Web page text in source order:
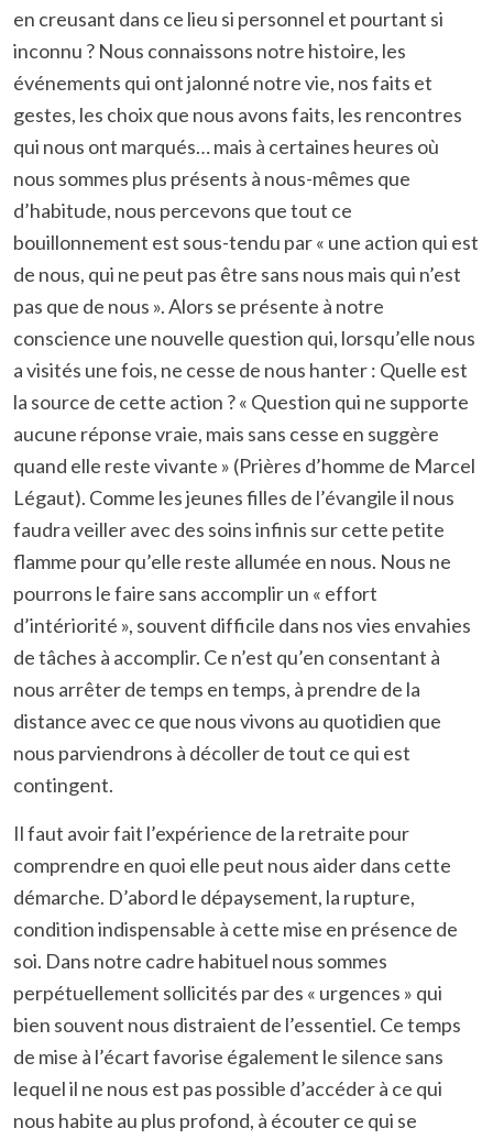
en creusant dans ce lieu si personnel et pourtant si
inconnu ? Nous connaissons notre histoire, les
événements qui ont jalonné notre vie, nos faits et
gestes, les choix que nous avons faits, les rencontres
qui nous ont marqués… mais à certaines heures où
nous sommes plus présents à nous-mêmes que
d’habitude, nous percevons que tout ce
bouillonnement est sous-tendu par « une action qui est
de nous, qui ne peut pas être sans nous mais qui n’est
pas que de nous ». Alors se présente à notre
conscience une nouvelle question qui, lorsqu’elle nous
a visités une fois, ne cesse de nous hanter : Quelle est
la source de cette action ? « Question qui ne supporte
aucune réponse vraie, mais sans cesse en suggère
quand elle reste vivante » (Prières d’homme de Marcel
Légaut). Comme les jeunes filles de l’évangile il nous
faudra veiller avec des soins infinis sur cette petite
flamme pour qu’elle reste allumée en nous. Nous ne
pourrons le faire sans accomplir un « effort
d’intériorité », souvent difficile dans nos vies envahies
de tâches à accomplir. Ce n’est qu’en consentant à
nous arrêter de temps en temps, à prendre de la
distance avec ce que nous vivons au quotidien que
nous parviendrons à décoller de tout ce qui est
contingent.
Il faut avoir fait l’expérience de la retraite pour
comprendre en quoi elle peut nous aider dans cette
démarche. D’abord le dépaysement, la rupture,
condition indispensable à cette mise en présence de
soi. Dans notre cadre habituel nous sommes
perpétuellement sollicités par des « urgences » qui
bien souvent nous distraient de l’essentiel. Ce temps
de mise à l’écart favorise également le silence sans
lequel il ne nous est pas possible d’accéder à ce qui
nous habite au plus profond, à écouter ce qui se